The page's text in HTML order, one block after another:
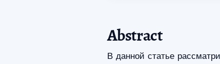
Abstract
В данной статье